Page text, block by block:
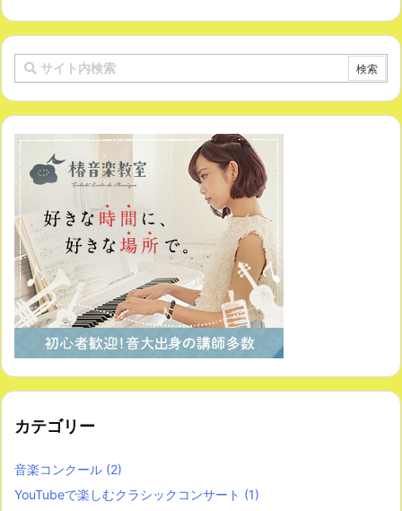
カテゴリー
音楽コンクール (2)
YouTubeで楽しむクラシックコンサート (1)